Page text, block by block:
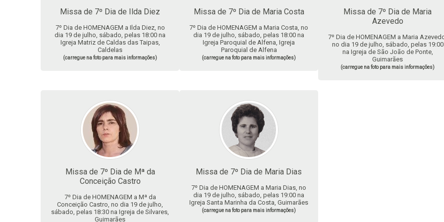
Missa de 7º Dia de Ilda Diez
7º Dia de HOMENAGEM a Ilda Diez, no
dia 19 de julho, sábado, pelas 18:00 na
Igreja Matriz de Caldas das Taipas,
Caldelas
(carregue na foto para mais informações)
Missa de 7º Dia de Maria Costa
7º Dia de HOMENAGEM a Maria Costa, no
dia 19 de julho, sábado, pelas 18:00 na
Igreja Paroquial de Alfena, Igreja
Paroquial de Alfena
(carregue na foto para mais informações)
Missa de 7º Dia de Maria
Azevedo
7º Dia de HOMENAGEM a Maria
no dia 19 de julho, sábado, pelas 19:00
na Igreja de São João de Ponte,
Guimarães
(carregue na foto para mais informações)
Missa de 7º Dia de Mª da
Conceição Castro
7º Dia de HOMENAGEM a Mª da
Conceição Castro, no dia 19 de julho,
sábado, pelas 18:30 na Igreja de Silvares,
Guimarães
Missa de 7º Dia de Maria Dias
7º Dia de HOMENAGEM a Maria Dias, no
dia 19 de julho, sábado, pelas 19:00 na
Igreja Santa Marinha da Costa, Guimarães
(carregue na foto para mais informações)